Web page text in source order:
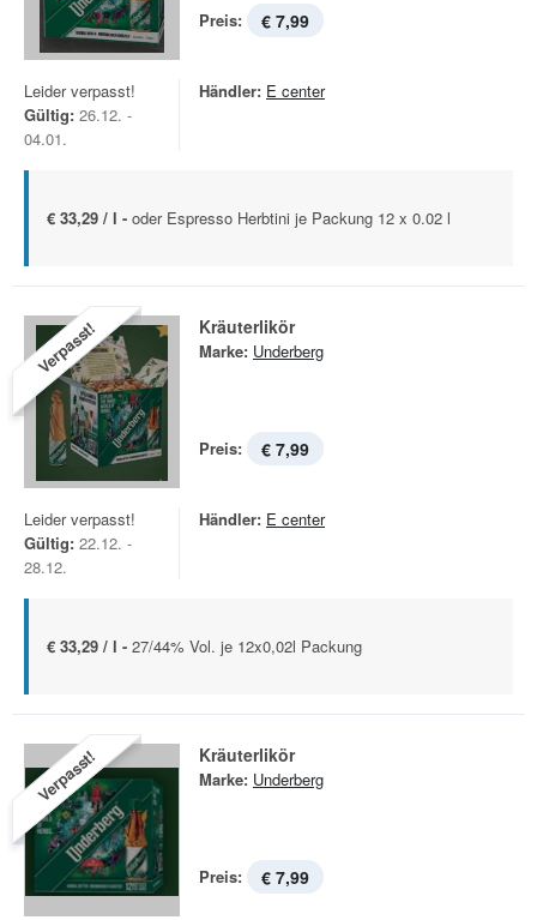
Preis: € 7,99
Leider verpasst!
Gültig: 26.12. -
04.01.
Händler: E center
€ 33,29 / l - oder Espresso Herbtini je Packung 12 x 0.02 l
Verpasst! Kräuterlikör
Marke: Underberg
Preis: € 7,99
Leider verpasst!
Gültig: 22.12. -
28.12.
Händler: E center
€ 33,29 / l - 27/44% Vol. je 12x0,02l Packung
Verpasst! Kräuterlikör
Marke: Underberg
Preis: € 7,99